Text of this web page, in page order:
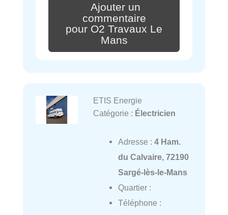
Ajouter un
commentaire
pour O2 Travaux Le
Mans
ETIS Energie
Catégorie : Électricien
Adresse : 4 Ham.
du Calvaire, 72190
Sargé-lès-le-Mans
Quartier :
Téléphone :